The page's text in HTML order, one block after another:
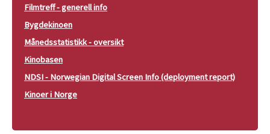
Filmtreff - generell info
Bygdekinoen
Månedsstatistikk - oversikt
Kinobasen
NDSI - Norwegian Digital Screen Info (deployment report)
Kinoer i Norge